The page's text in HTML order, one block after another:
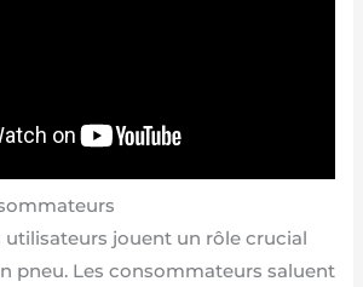
utilisateurs jouent un rôle crucial
pneu. Les consommateurs saluent